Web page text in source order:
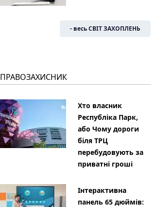
- весь СВІТ ЗАХОПЛЕНЬ
ПРАВОЗАХИСНИК
Хто власник
Республіка Парк,
або Чому дороги
біля ТРЦ
перебудовують за
приватні гроші
Інтерактивна
панель 65 дюймів: